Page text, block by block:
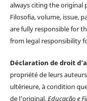
always citing the original
Filosofia, volume, issue,
are fully responsible for
from legal responsibility
Déclaration de droit
propriété de leurs
ultérieure, à condition
de l'original,Educação e